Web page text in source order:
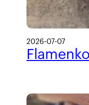
2026-07-07